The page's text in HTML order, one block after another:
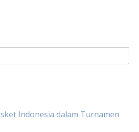
Indonesia dalam Turnamen